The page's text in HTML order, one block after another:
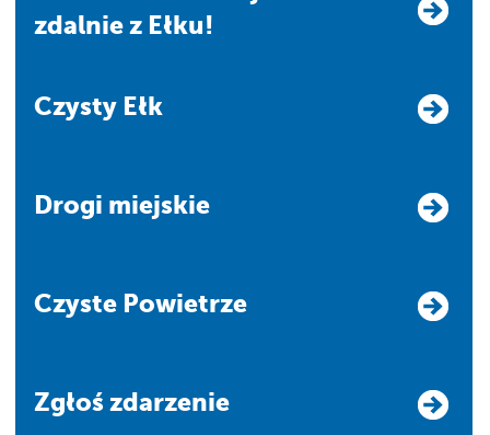
zdalnie z Ełku!
Czysty Ełk
Drogi miejskie
Czyste Powietrze
Zgłoś zdarzenie